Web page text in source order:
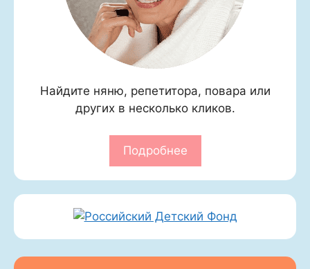
Найдите няню, репетитора, повара или
других в несколько кликов.
Подробнее